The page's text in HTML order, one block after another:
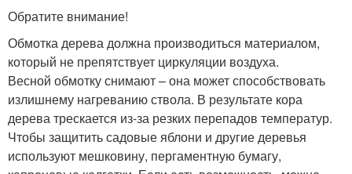
Обратите внимание!
Обмотка дерева должна производиться материалом,
который не препятствует циркуляции воздуха.
Весной обмотку снимают – она может способствовать
излишнему нагреванию ствола. В результате кора
дерева трескается из-за резких перепадов температур.
Чтобы защитить садовые яблони и другие деревья
используют мешковину, пергаментную бумагу,